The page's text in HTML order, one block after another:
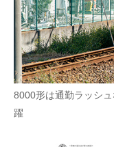
8000形は通勤ラッシ
躍